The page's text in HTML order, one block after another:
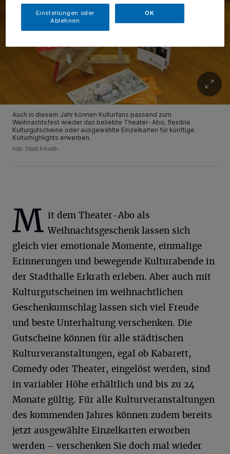
Auch in diesem Jahr können Kulturfans passend zum
Weihnachtsfest wieder das beliebte Theater-Abo, flexible
Kulturgutscheine oder ausgewählte Einzelkarten für künftige
Kulturhighlights erwerben.
Foto: Stadt Erkrath
M it dem Theater-Abo als
Weihnachtsgeschenk lassen sich
gleich vier emotionale Momente, einmalige
Erinnerungen und bewegende Kulturabende in
der Stadthalle Erkrath erleben. Aber auch mit
Kulturgutscheinen im weihnachtlichen
Geschenkumschlag lassen sich viel Freude
und beste Unterhaltung verschenken. Die
Gutscheine können für alle städtischen
Kulturveranstaltungen, egal ob Kabarett,
Comedy oder Theater, eingelöst werden, sind
in variabler Höhe erhältlich und bis zu 24
Monate gültig. Für alle Kulturveranstaltungen
des kommenden Jahres können zudem bereits
jetzt ausgewählte Einzelkarten erworben
werden – verschenken Sie doch mal wieder
Einstellungen oder
Ablehnen
OK